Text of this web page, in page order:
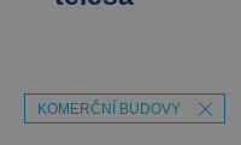
KOMERČNÍ BUDOVY